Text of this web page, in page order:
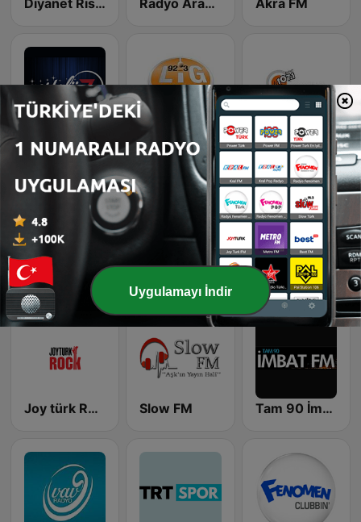
Nostalji 7 Lig Radyo Radyo Avrasya Turk
Turkuvaz Romantik Power Dance
Joy türk Rock Slow FM Tam 90 İmbat FM
Uygulamayı İndir